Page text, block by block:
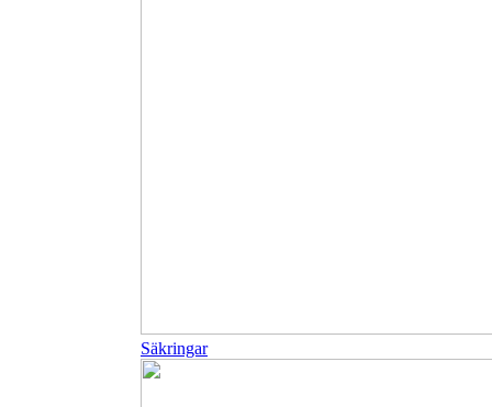
Säkringar